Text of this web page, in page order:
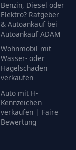
Benzin, Diesel oder
Elektro? Ratgeber
& Autoankauf bei
Autoankauf ADAM
Wohnmobil mit
Wasser- oder
Hagelschaden
verkaufen
Auto mit H-
Kennzeichen
verkaufen | Faire
Bewertung